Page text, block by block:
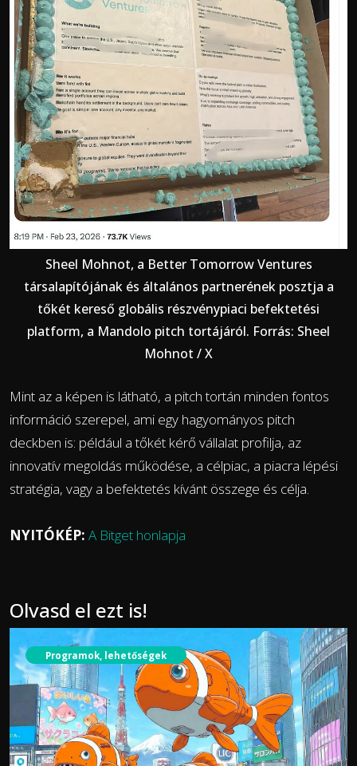
Sheel Mohnot, a Better Tomorrow Ventures
társalapítójának és általános partnerének posztja a
tőkét kereső globális részvénypiaci befektetési
platform, a Mandolo pitch tortájáról. Forrás: Sheel
Mohnot / X
Mint az a képen is látható, a pitch tortán minden fontos
információ szerepel, ami egy hagyományos pitch
deckben is: például a tőkét kérő vállalat profilja, az
innovatív megoldás működése, a célpiac, a piacra lépési
stratégia, vagy a befektetés kívánt összege és célja.
NYITÓKÉP: A Bitget honlapja
Olvasd el ezt is!
Programok, lehetőségek